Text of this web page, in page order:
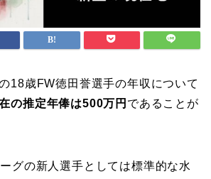
18歳FW徳田誉選手の年収について
の推定年俸は500万円 であることが
グの新人選手としては標準的な水